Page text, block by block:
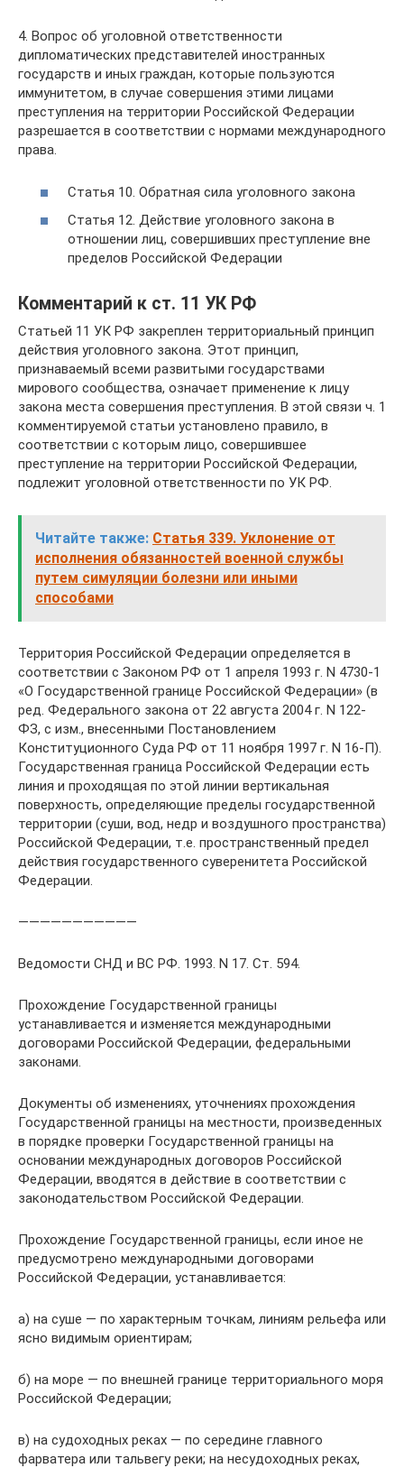
4. Вопрос об уголовной ответственности
дипломатических представителей иностранных
государств и иных граждан, которые пользуются
иммунитетом, в случае совершения этими лицами
преступления на территории Российской Федерации
разрешается в соответствии с нормами международного
права.
Статья 10. Обратная сила уголовного закона
Статья 12. Действие уголовного закона в
отношении лиц, совершивших преступление вне
пределов Российской Федерации
Комментарий к ст. 11 УК РФ
Статьей 11 УК РФ закреплен территориальный принцип
действия уголовного закона. Этот принцип,
признаваемый всеми развитыми государствами
мирового сообщества, означает применение к лицу
закона места совершения преступления. В этой связи ч. 1
комментируемой статьи установлено правило, в
соответствии с которым лицо, совершившее
преступление на территории Российской Федерации,
подлежит уголовной ответственности по УК РФ.
Читайте также: Статья 339. Уклонение от
исполнения обязанностей военной службы
путем симуляции болезни или иными
способами
Территория Российской Федерации определяется в
соответствии с Законом РФ от 1 апреля 1993 г. N 4730-1
«О Государственной границе Российской Федерации» (в
ред. Федерального закона от 22 августа 2004 г. N 122-
ФЗ, с изм., внесенными Постановлением
Конституционного Суда РФ от 11 ноября 1997 г. N 16-П).
Государственная граница Российской Федерации есть
линия и проходящая по этой линии вертикальная
поверхность, определяющие пределы государственной
территории (суши, вод, недр и воздушного пространства)
Российской Федерации, т.е. пространственный предел
действия государственного суверенитета Российской
Федерации.
———————————
Ведомости СНД и ВС РФ. 1993. N 17. Ст. 594.
Прохождение Государственной границы
устанавливается и изменяется международными
договорами Российской Федерации, федеральными
законами.
Документы об изменениях, уточнениях прохождения
Государственной границы на местности, произведенных
в порядке проверки Государственной границы на
основании международных договоров Российской
Федерации, вводятся в действие в соответствии с
законодательством Российской Федерации.
Прохождение Государственной границы, если иное не
предусмотрено международными договорами
Российской Федерации, устанавливается:
а) на суше — по характерным точкам, линиям рельефа или
ясно видимым ориентирам;
б) на море — по внешней границе территориального моря
Российской Федерации;
в) на судоходных реках — по середине главного
фарватера или тальвегу реки; на несудоходных реках,